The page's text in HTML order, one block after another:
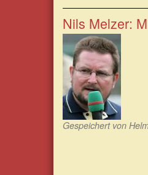
Aussage
im
Verfahren
gegen
UC
Global
Nils Melzer:
Gespeichert von